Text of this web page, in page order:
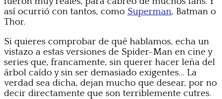
así ocurrió con tantos, como Superman, Batman o
Thor.
Si quieres comprobar de qué hablamos, echa un
vistazo a estas versiones de Spider-Man en cine y
series que, francamente, sin querer hacer leña del
árbol caído y sin ser demasiado exigentes… La
verdad sea dicha, dejan mucho que desear, por no
decir directamente que son terriblemente cutres.